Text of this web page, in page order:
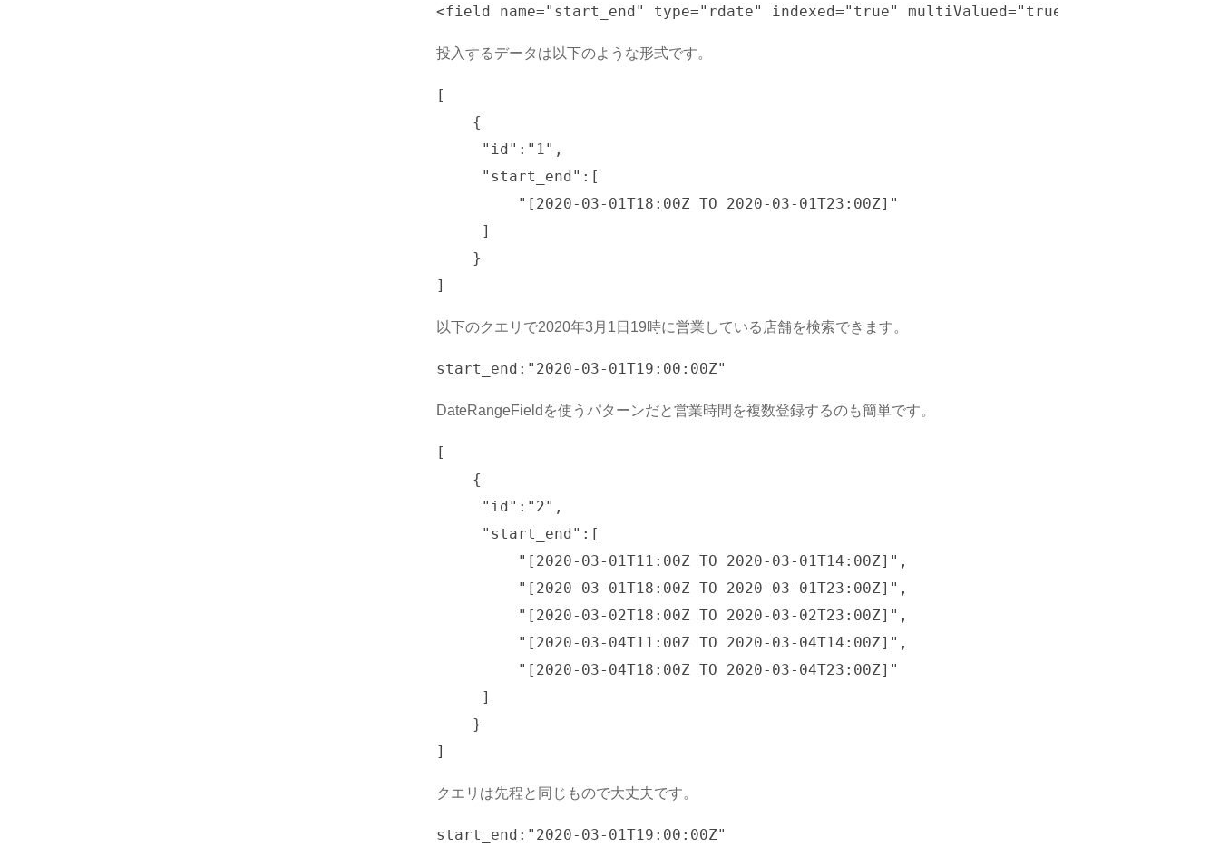
<field name="start_end" type="rdate" indexed="true" multiValued="true"/>
投入するデータは以下のような形式です。
[
    {
     "id":"1",
     "start_end":[
     ]
    }
以下のクエリで2020年3月1日19時に営業している店舗を検索できます。
DateRangeFieldを使うパターンだと営業時間を複数登録するのも簡単です。
[
    {
     "id":"2",
     "start_end":[
     ]
    }
クエリは先程と同じもので大丈夫です。